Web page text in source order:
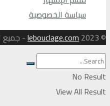
سياسة الخصوصية
© 2023
lebouclage.com
-
No Result
View All Result